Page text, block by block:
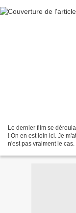
Le dernier film se
! On en est loin ici. Je
n'est pas vraiment le